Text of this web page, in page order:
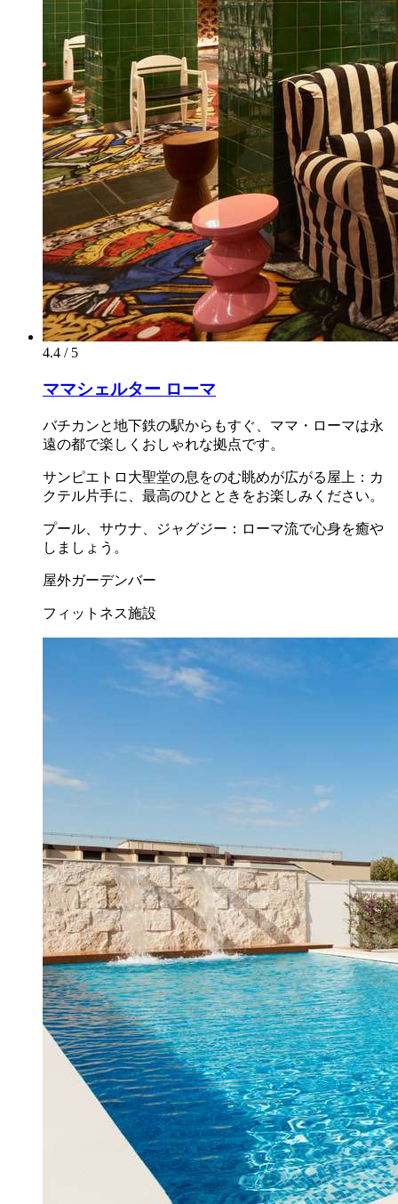
4.4 / 5
ママシェルター ローマ
バチカンと地下鉄の駅からもすぐ、ママ・ローマは永
遠の都で楽しくおしゃれな拠点です。
サンピエトロ大聖堂の息をのむ眺めが広がる屋上：カ
クテル片手に、最高のひとときをお楽しみください。
プール、サウナ、ジャグジー：ローマ流で心身を癒や
しましょう。
屋外ガーデンバー
フィットネス施設